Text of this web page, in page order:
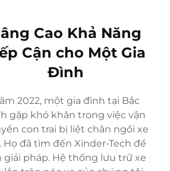
Cao Khả Năng
Cận cho Một Gia
Đình
2022, một gia đình tại Bắc
gặp khó khăn trong việc vận
con trai bị liệt chân ngồi xe
Họ đã tìm đến Xinder-Tech để
giải pháp. Hệ thống lưu trữ xe